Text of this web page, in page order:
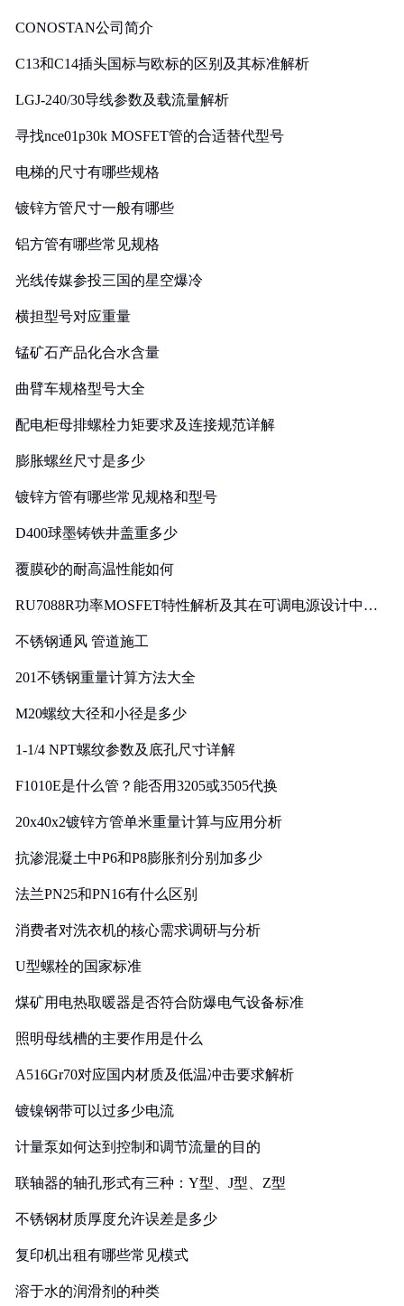
CONOSTAN公司简介
C13和C14插头国标与欧标的区别及其标准解析
LGJ-240/30导线参数及载流量解析
寻找nce01p30k MOSFET管的合适替代型号
电梯的尺寸有哪些规格
镀锌方管尺寸一般有哪些
铝方管有哪些常见规格
光线传媒参投三国的星空爆冷
横担型号对应重量
锰矿石产品化合水含量
曲臂车规格型号大全
配电柜母排螺栓力矩要求及连接规范详解
膨胀螺丝尺寸是多少
镀锌方管有哪些常见规格和型号
D400球墨铸铁井盖重多少
覆膜砂的耐高温性能如何
RU7088R功率MOSFET特性解析及其在可调电源设计中的
不锈钢通风 管道施工
201不锈钢重量计算方法大全
M20螺纹大径和小径是多少
1-1/4 NPT螺纹参数及底孔尺寸详解
F1010E是什么管？能否用3205或3505代换
20x40x2镀锌方管单米重量计算与应用分析
抗渗混凝土中P6和P8膨胀剂分别加多少
法兰PN25和PN16有什么区别
消费者对洗衣机的核心需求调研与分析
U型螺栓的国家标准
煤矿用电热取暖器是否符合防爆电气设备标准
照明母线槽的主要作用是什么
A516Gr70对应国内材质及低温冲击要求解析
镀镍钢带可以过多少电流
计量泵如何达到控制和调节流量的目的
联轴器的轴孔形式有三种：Y型、J型、Z型
不锈钢材质厚度允许误差是多少
复印机出租有哪些常见模式
溶于水的润滑剂的种类